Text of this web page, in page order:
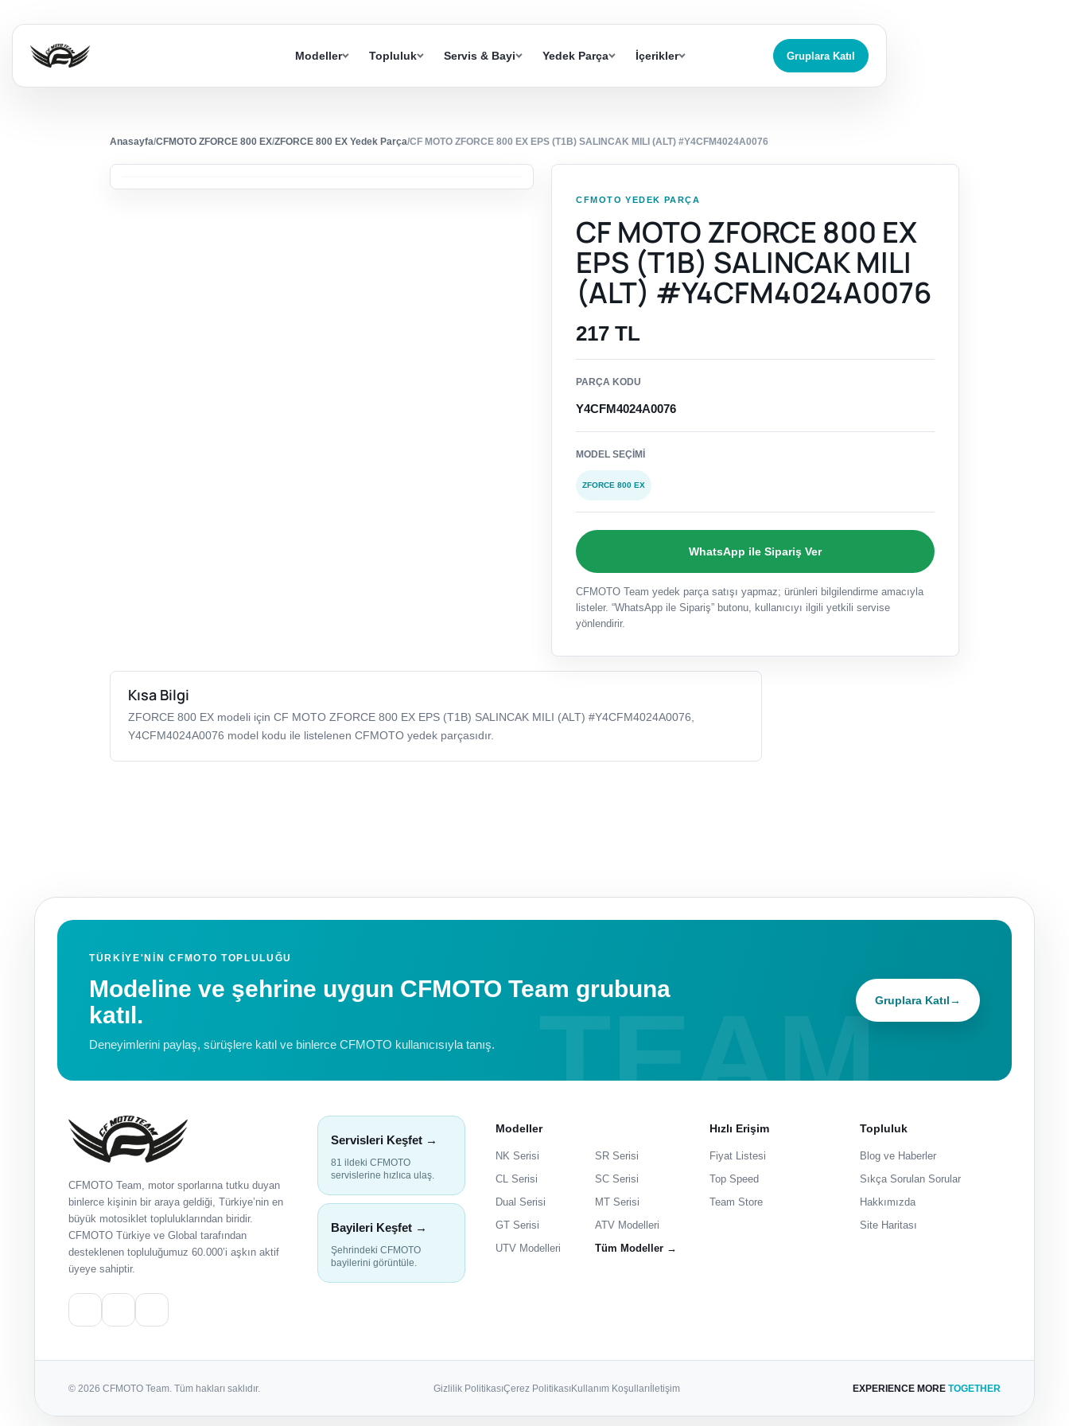
Modeller Topluluk Servis & Bayi Yedek Parça İçerikler Gruplara Katıl
Anasayfa/CFMOTO ZFORCE 800 EX/ZFORCE 800 EX Yedek Parça/CF MOTO ZFORCE 800 EX EPS (T1B) SALINCAK MILI (ALT) #Y4CFM4024A0076
CFMOTO YEDEK PARÇA
CF MOTO ZFORCE 800 EX
EPS (T1B) SALINCAK MILI
(ALT) #Y4CFM4024A0076
217 TL
PARÇA KODU
Y4CFM4024A0076
MODEL SEÇIMI
ZFORCE 800 EX
WhatsApp ile Sipariş Ver
CFMOTO Team yedek parça satışı yapmaz; ürünleri bilgilendirme amacıyla
listeler. “WhatsApp ile Sipariş” butonu, kullanıcıyı ilgili yetkili servise
yönlendirir.
Kısa Bilgi
ZFORCE 800 EX modeli için CF MOTO ZFORCE 800 EX EPS (T1B) SALINCAK MILI (ALT) #Y4CFM4024A0076,
Y4CFM4024A0076 model kodu ile listelenen CFMOTO yedek parçasıdır.
TÜRKIYE'NIN CFMOTO TOPLULUĞU
Modeline ve şehrine uygun CFMOTO Team grubuna
katıl.
Deneyimlerini paylaş, sürüşlere katıl ve binlerce CFMOTO kullanıcısıyla tanış.
Gruplara Katıl→
CFMOTO Team, motor sporlarına tutku duyan
binlerce kişinin bir araya geldiği, Türkiye’nin en
büyük motosiklet topluluklarından biridir.
CFMOTO Türkiye ve Global tarafından
desteklenen topluluğumuz 60.000’i aşkın aktif
üyeye sahiptir.
Servisleri Keşfet →
81 ildeki CFMOTO
servislerine hızlıca ulaş.
Bayileri Keşfet →
Şehrindeki CFMOTO
bayilerini görüntüle.
Modeller
NK Serisi
SR Serisi
CL Serisi
SC Serisi
Dual Serisi
MT Serisi
GT Serisi
ATV Modelleri
UTV Modelleri
Tüm Modeller →
Hızlı Erişim
Fiyat Listesi
Top Speed
Team Store
Topluluk
Blog ve Haberler
Sıkça Sorulan Sorular
Hakkımızda
Site Haritası
© 2026 CFMOTO Team. Tüm hakları saklıdır. Gizlilik PolitikasıÇerez PolitikasıKullanım Koşullarıİletişim EXPERIENCE MORE TOGETHER